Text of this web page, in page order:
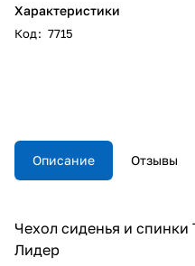
Характеристики
Код: 7715
Описание Отзывы
Чехол сиденья и
Лидер